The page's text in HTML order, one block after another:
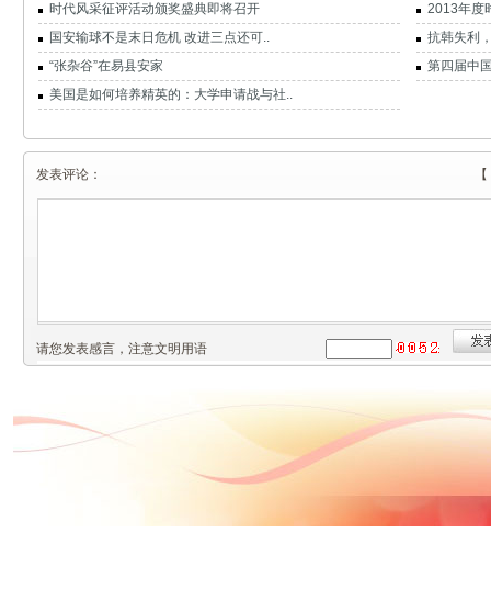
时代风采征评活动颁奖盛典即将召开
2013年度
国安输球不是末日危机 改进三点还可..
抗韩失利
“张杂谷”在易县安家
第四届中
美国是如何培养精英的：大学申请战与社..
发表评论：
请您发表感言，注意文明用语